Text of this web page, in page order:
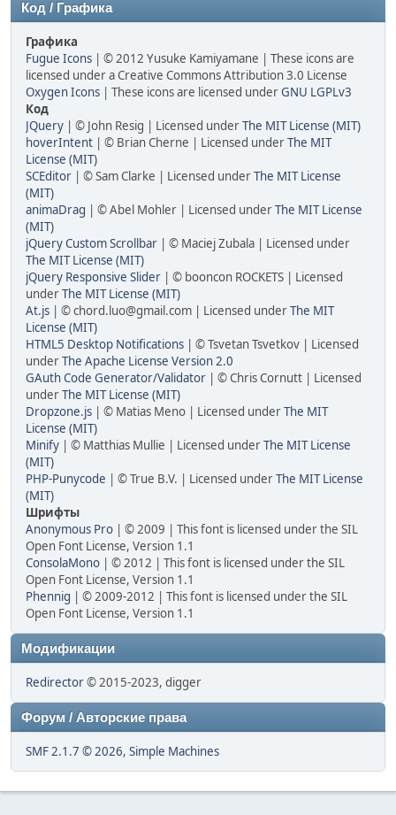
Код / Графика
Графика
Fugue Icons | © 2012 Yusuke Kamiyamane | These icons are
licensed under a Creative Commons Attribution 3.0 License
Oxygen Icons | These icons are licensed underGNU LGPLv3
Код
JQuery | © John Resig | Licensed underThe MIT License (MIT)
hoverIntent | © Brian Cherne | Licensed underThe MIT
License (MIT)
SCEditor | © Sam Clarke | Licensed underThe MIT License
(MIT)
animaDrag | © Abel Mohler | Licensed underThe MIT License
(MIT)
jQuery Custom Scrollbar | © Maciej Zubala | Licensed under
The MIT License (MIT)
jQuery Responsive Slider | © booncon ROCKETS | Licensed
underThe MIT License (MIT)
At.js | © chord.luo@gmail.com | Licensed underThe MIT
License (MIT)
HTML5 Desktop Notifications | © Tsvetan Tsvetkov | Licensed
underThe Apache License Version 2.0
GAuth Code Generator/Validator | © Chris Cornutt | Licensed
underThe MIT License (MIT)
Dropzone.js | © Matias Meno | Licensed underThe MIT
License (MIT)
Minify | © Matthias Mullie | Licensed underThe MIT License
(MIT)
PHP-Punycode | © True B.V. | Licensed underThe MIT License
(MIT)
Шрифты
Anonymous Pro | © 2009 | This font is licensed under the SIL
Open Font License, Version 1.1
ConsolaMono | © 2012 | This font is licensed under the SIL
Open Font License, Version 1.1
Phennig | © 2009-2012 | This font is licensed under the SIL
Open Font License, Version 1.1
Модификации
Redirector© 2015-2023, digger
Форум / Авторские права
SMF 2.1.7 © 2026, Simple Machines